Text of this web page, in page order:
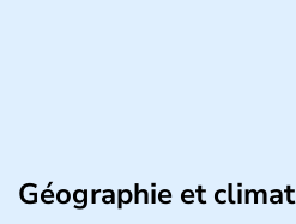
Géographie et climat